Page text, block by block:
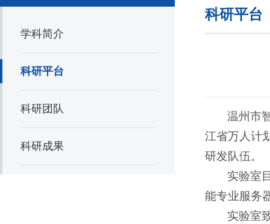
学科简介
科研平台
科研团队
科研成果
科研平台
温州市
江省万人计
研发队伍。
实验室
能专业服务
实验室